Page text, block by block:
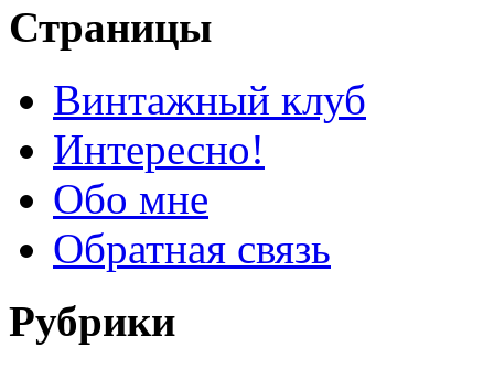
Страницы
Винтажный клуб
Интересно!
Обо мне
Обратная связь
Рубрики